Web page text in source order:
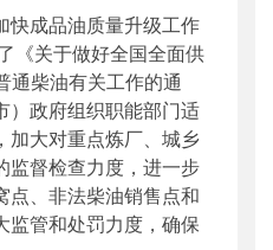
快成品油质量升级工作
《关于做好全国全面供
通柴油有关工作的通
）政府组织职能部门适
加大对重点炼厂、城乡
监督检查力度，进一步
点、非法柴油销售点和
监管和处罚力度，确保